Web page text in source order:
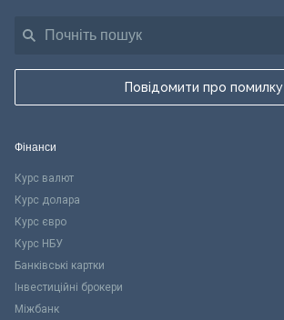
Повідомити про помилку
Фінанси
Курс валют
Курс долара
Курс євро
Курс НБУ
Банківські картки
Інвестиційні брокери
Міжбанк